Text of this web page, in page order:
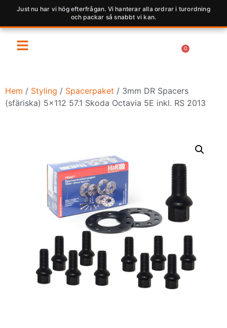
Just nu har vi hög efterfrågan. Vi hanterar alla ordrar i turordning
och packar så snabbt vi kan.
0
Hem / Styling / Spacerpaket / 3mm DR Spacers
(sfäriska) 5×112 57.1 Skoda Octavia 5E inkl. RS 2013